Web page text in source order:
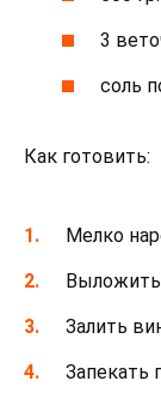
3
соль
Как готовить:
Мелко
Залить
Запекать